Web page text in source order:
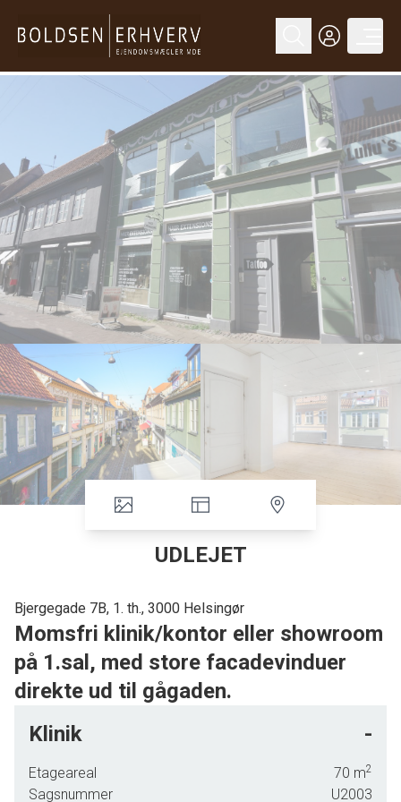
UDLEJET
Bjergegade 7B, 1. th., 3000 Helsingør
Momsfri klinik/kontor eller showroom
på 1.sal, med store facadevinduer
direkte ud til gågaden.
beliggende i den gamle bydel på en af de tre gågader, der
central placering, der gør det ideelt til kontor, klinik eller
Klinik -
Etageareal 70 m2
Sagsnummer
U2003